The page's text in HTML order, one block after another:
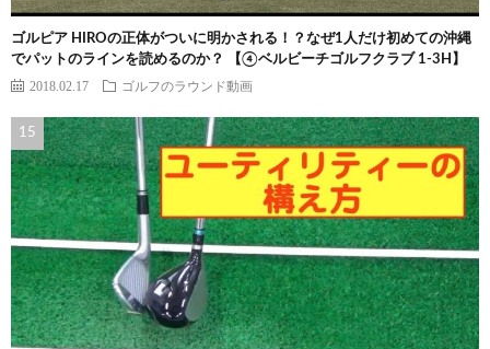
ゴルピア HIROの正体がついに明かされる！？なぜ1人だけ初めての沖縄
でパットのラインを読めるのか？ 【④ベルビーチゴルフクラブ 1-3H】
2018.02.17 ゴルフのラウンド動画